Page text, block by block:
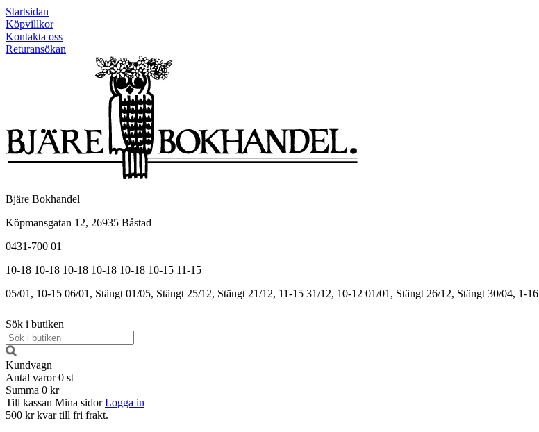
Startsidan
Köpvillkor
Kontakta oss
Returansökan
Bjäre Bokhandel
Köpmansgatan 12, 26935 Båstad
0431-700 01
10-18 10-18 10-18 10-18 10-18 10-15 11-15
05/01, 10-15 06/01, Stängt 01/05, Stängt 25/12, Stängt 21/12, 11-15 31/12, 10-12 01/01, Stängt 26/12, Stängt 30/04, 1-16
Sök i butiken
Kundvagn
Antal varor 0 st
Summa 0 kr
Till kassan Mina sidor Logga in
500 kr kvar till fri frakt.